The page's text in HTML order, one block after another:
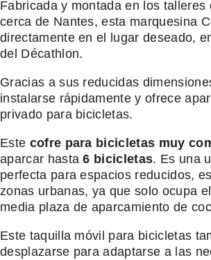
Fabricada y montada en los talleres
cerca de Nantes, esta marquesina
directamente en el lugar deseado,
del Décathlon.
Gracias a sus reducidas
instalarse rápidamente y ofrece
privado para bicicletas.
Este cofre para bicicletas muy
aparcar hasta6 bicicletas. Es una
perfecta para espacios reducidos,
zonas urbanas, ya que solo ocupa
media plaza de aparcamiento de
Este taquilla móvil para bicicletas
desplazarse para adaptarse a las